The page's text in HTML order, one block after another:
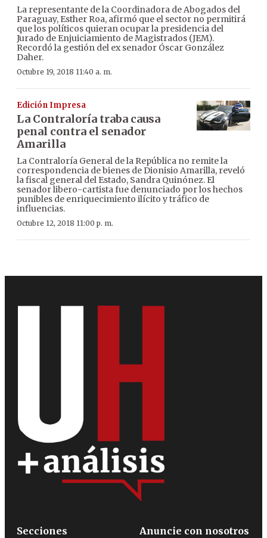
La representante de la Coordinadora de Abogados del
Paraguay, Esther Roa, afirmó que el sector no permitirá
que los políticos quieran ocupar la presidencia del
Jurado de Enjuiciamiento de Magistrados (JEM).
Recordó la gestión del ex senador Óscar González
Daher.
Octubre 19, 2018 11:40 a. m.
Edición Impresa
La Contraloría traba causa
penal contra el senador
Amarilla
La Contraloría General de la República no remite la
correspondencia de bienes de Dionisio Amarilla, reveló
la fiscal general del Estado, Sandra Quinónez. El
senador libero-cartista fue denunciado por los hechos
punibles de enriquecimiento ilícito y tráfico de
influencias.
Octubre 12, 2018 11:00 p. m.
Secciones
Anuncie con nosotros